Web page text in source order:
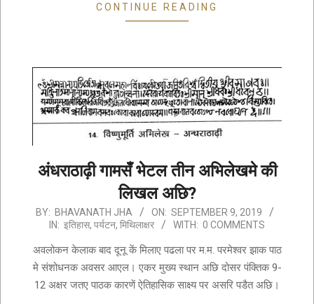
CONTINUE READING
अंधराठाढ़ी गामसँ भेटल तीन अभिलेखमे की
लिखल अछि?
2019-
09
BY: BHAVANATH JHA ON: SEPTEMBER 9, 2019
IN: इतिहास, पर्यटन, मिथिलाक्षर WITH: 0 COMMENTS
अवलोकन केलाक बाद दूनू कें मिलाए पढला पर म.म. परमेश्वर झाक पाठ
मे संशोधनक अवसर आएल। एकर मुख्य स्थान अछि दोसर पंक्तिक 9-
12 अक्षर जतए पाठक कारणें ऐतिहासिक साक्ष्य पर असरि पडैत अछि।